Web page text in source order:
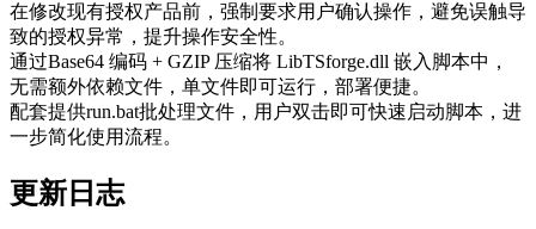
在修改现有授权产品前，强制要求用户确认操作，避免误触导
致的授权异常，提升操作安全性。
通过Base64 编码 + GZIP 压缩将 LibTSforge.dll 嵌入脚本中，
无需额外依赖文件，单文件即可运行，部署便捷。
配套提供run.bat批处理文件，用户双击即可快速启动脚本，进
一步简化使用流程。
更新日志